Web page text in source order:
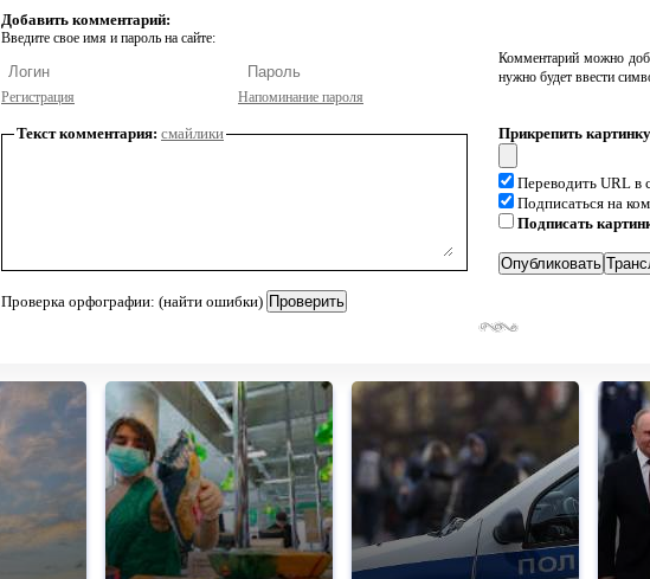
Добавить комментарий:
Введите свое имя и пароль на сайте:
Регистрация Напоминание пароля
Комментарий можно
нужно будет ввести
Текст комментария: смайлики
Проверка орфографии: (найти ошибки)
Прикрепить
Переводить URL в
Подписаться на
Подписать